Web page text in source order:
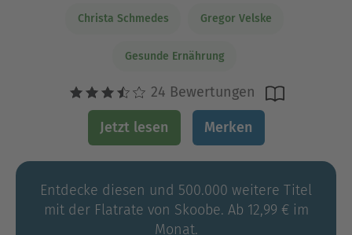
Christa Schmedes Gregor Velske
Gesunde Ernährung
24 Bewertungen
Jetzt lesen Merken
Entdecke diesen und 500.000 weitere Titel
mit der Flatrate von Skoobe. Ab 12,99 € im
Monat.